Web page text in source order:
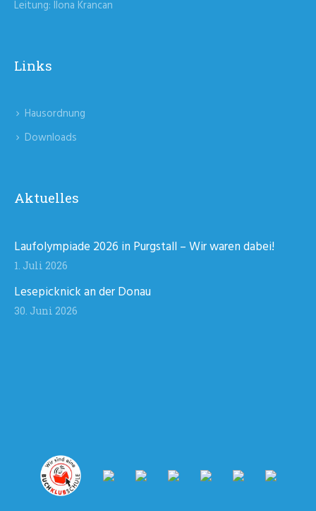
Leitung: Ilona Krancan
Links
Hausordnung
Downloads
Aktuelles
Laufolympiade 2026 in Purgstall – Wir waren dabei!
1. Juli 2026
Lesepicknick an der Donau
30. Juni 2026